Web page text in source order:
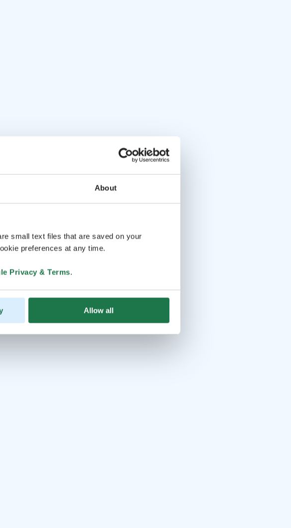
About
small text files that are saved on your
preferences at any time.
Privacy & Terms.
Allow all